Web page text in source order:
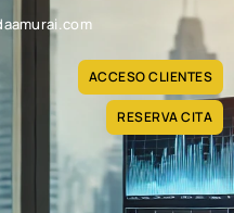
ACCESO CLIENTES
RESERVA CITA